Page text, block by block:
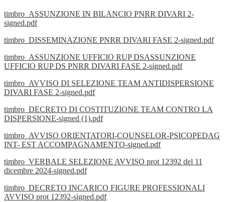
timbro_ASSUNZIONE IN BILANCIO PNRR DIVARI 2-
signed.pdf
timbro_DISSEMINAZIONE PNRR DIVARI FASE 2-signed.pdf
timbro_ASSUNZIONE UFFICIO RUP DSASSUNZIONE
UFFICIO RUP DS PNRR DIVARI FASE 2-signed.pdf
timbro_AVVISO DI SELEZIONE TEAM ANTIDISPERSIONE
DIVARI FASE 2-signed.pdf
timbro_DECRETO DI COSTITUZIONE TEAM CONTRO LA
DISPERSIONE-signed (1).pdf
timbro_AVVISO ORIENTATORI-COUNSELOR-PSICOPEDAG
INT- EST ACCOMPAGNAMENTO-signed.pdf
timbro_VERBALE SELEZIONE AVVISO prot 12392 del 11
dicembre 2024-signed.pdf
timbro_DECRETO INCARICO FIGURE PROFESSIONALI
AVVISO prot 12392-signed.pdf